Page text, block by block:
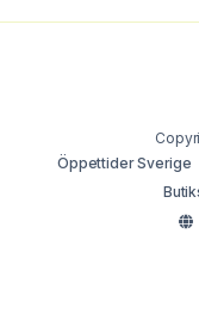
Öppettider Sverige